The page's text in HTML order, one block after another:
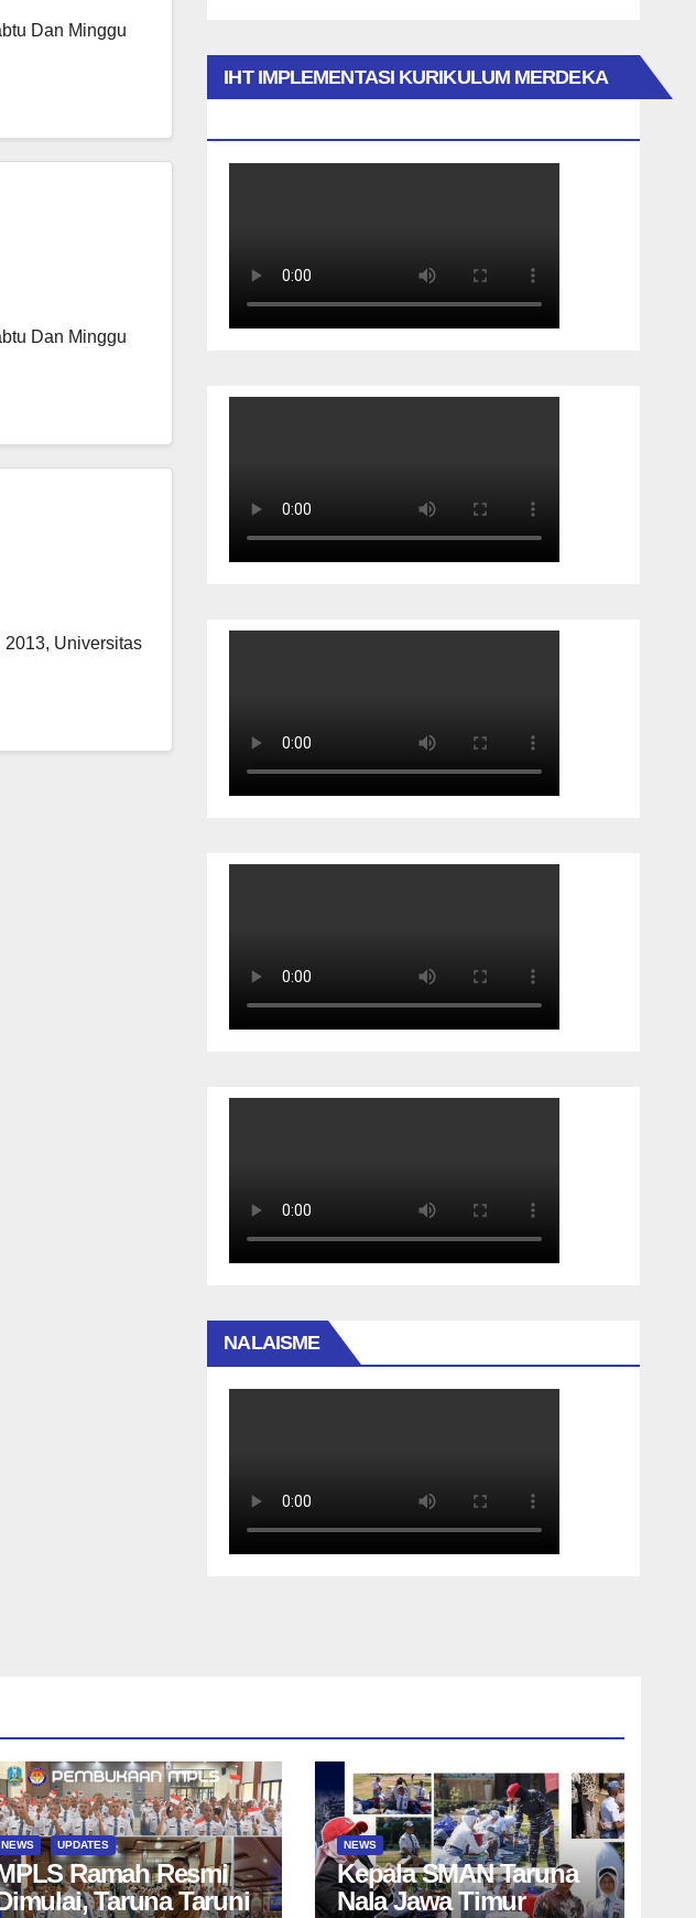
Dan Minggu
Dan Minggu
2013, Universitas
IHT IMPLEMENTASI KURIKULUM MERDEKA
NALAISME
NEWS UPDATES
Ramah Resmi
Taruna Taruni
NEWS
Kepala SMAN Taruna
Nala Jawa Timur